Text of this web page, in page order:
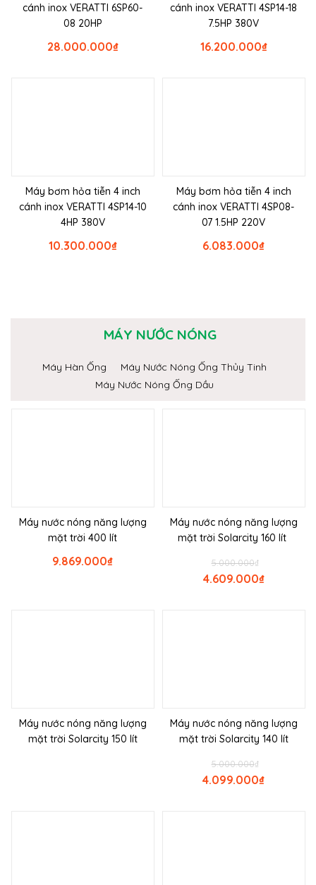
cánh inox VERATTI 6SP60-
08 20HP
₫
28.000.000
cánh inox VERATTI 4SP14-18
7.5HP 380V
₫
16.200.000
Máy bơm hỏa tiễn 4 inch
cánh inox VERATTI 4SP14-10
4HP 380V
₫
10.300.000
Máy bơm hỏa tiễn 4 inch
cánh inox VERATTI 4SP08-
07 1.5HP 220V
₫
6.083.000
MÁY NƯỚC NÓNG
Máy Hàn Ống
Máy Nước Nóng Ống Thủy Tinh
Máy Nước Nóng Ống Dầu
Máy nước nóng năng lượng
mặt trời 400 lít
₫
9.869.000
Máy nước nóng năng lượng
mặt trời Solarcity 160 lít
₫
5.000.000
₫
4.609.000
Máy nước nóng năng lượng
mặt trời Solarcity 150 lít
Máy nước nóng năng lượng
mặt trời Solarcity 140 lít
₫
5.000.000
₫
4.099.000